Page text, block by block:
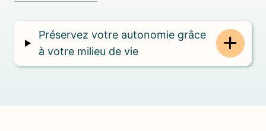
Préservez votre autonomie grâce
à votre milieu de vie